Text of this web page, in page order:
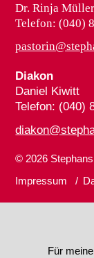
Dr. Rinja Müller
Telefon: (040)
Diakon
Daniel Kiwitt
Telefon: (040)
© 2026
Impressum
Für